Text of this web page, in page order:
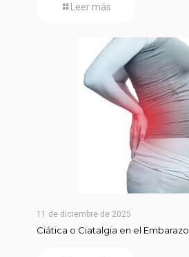
Leer más
11 de diciembre de 2025
Ciática o Ciatalgia en el Embarazo